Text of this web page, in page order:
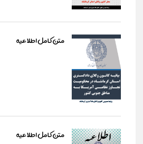
متن کامل اطلاعیه
متن کامل اطلاعیه